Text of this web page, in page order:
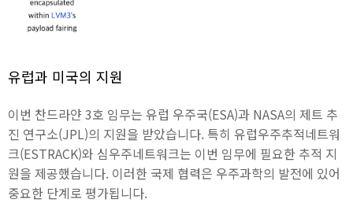
유럽과 미국의 지원
이번 찬드라얀 3호 임무는 유럽 우주국(ESA)과 NASA의 제트 추
진 연구소(JPL)의 지원을 받았습니다. 특히 유럽우주추적네트워
크(ESTRACK)와 심우주네트워크는 이번 임무에 필요한 추적 지
원을 제공했습니다. 이러한 국제 협력은 우주과학의 발전에 있어
중요한 단계로 평가됩니다.